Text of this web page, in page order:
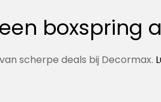
boxspring
scherpe deals bij Decormax.